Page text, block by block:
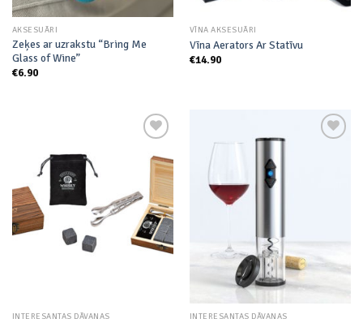
AKSESUĀRI
Zeķes ar uzrakstu “Bring Me
Glass of Wine”
€6.90
VĪNA AKSESUĀRI
Vīna Aerators Ar Statīvu
€14.90
Add to
wishlist
INTERESANTAS DĀVANAS INTERESANTAS DĀVANAS